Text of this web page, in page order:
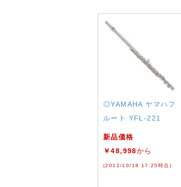
◎YAMAHA ヤマハフ
ルート YFL-221
新品価格
￥48,998から
(2012/10/18 17:25時点)